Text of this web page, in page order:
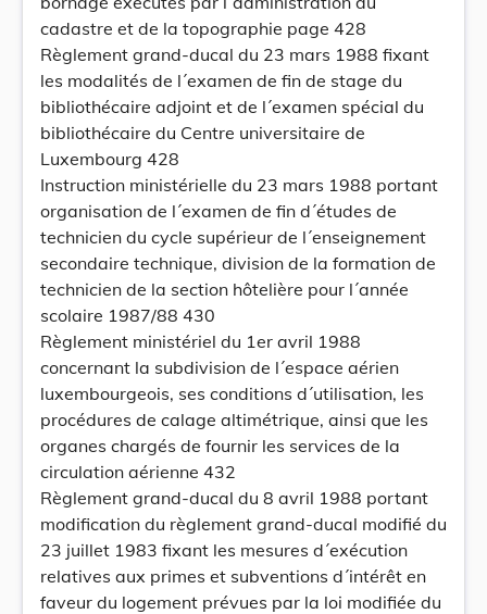
cadastre et de la topographie page 428
Règlement grand-ducal du 23 mars 1988 fixant
les modalités de l´examen de fin de stage du
bibliothécaire adjoint et de l´examen spécial du
bibliothécaire du Centre universitaire de
Luxembourg 428
Instruction ministérielle du 23 mars 1988 portant
organisation de l´examen de fin d´études de
technicien du cycle supérieur de l´enseignement
secondaire technique, division de la formation de
technicien de la section hôtelière pour l´année
scolaire 1987/88 430
Règlement ministériel du 1er avril 1988
concernant la subdivision de l´espace aérien
luxembourgeois, ses conditions d´utilisation, les
procédures de calage altimétrique, ainsi que les
organes chargés de fournir les services de la
circulation aérienne 432
Règlement grand-ducal du 8 avril 1988 portant
modification du règlement grand-ducal modifié du
23 juillet 1983 fixant les mesures d´exécution
relatives aux primes et subventions d´intérêt en
faveur du logement prévues par la loi modifiée du